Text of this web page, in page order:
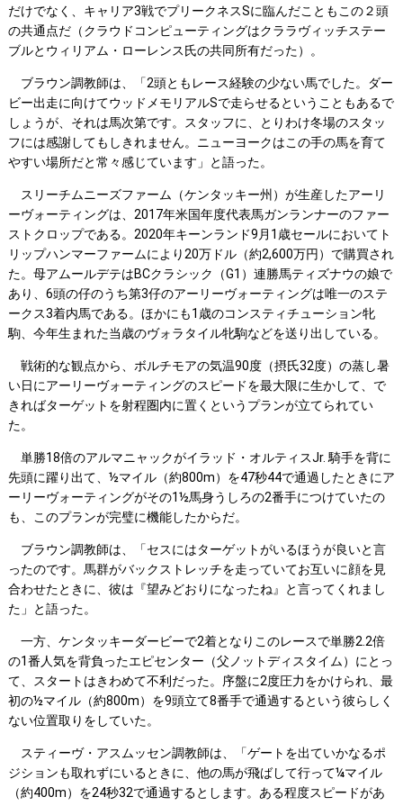
だけでなく、キャリア3戦でプリークネスSに臨んだこともこの２頭
の共通点だ（クラウドコンピューティングはクララヴィッチステー
ブルとウィリアム・ローレンス氏の共同所有だった）。
ブラウン調教師は、「2頭ともレース経験の少ない馬でした。ダー
ビー出走に向けてウッドメモリアルSで走らせるということもあるで
しょうが、それは馬次第です。スタッフに、とりわけ冬場のスタッ
フには感謝してもしきれません。ニューヨークはこの手の馬を育て
やすい場所だと常々感じています」と語った。
スリーチムニーズファーム（ケンタッキー州）が生産したアーリ
ーヴォーティングは、2017年米国年度代表馬ガンランナーのファー
ストクロップである。2020年キーンランド9月1歳セールにおいてト
リップハンマーファームにより20万ドル（約2,600万円）で購買され
た。母アムールデテはBCクラシック（G1）連勝馬ティズナウの娘で
あり、6頭の仔のうち第3仔のアーリーヴォーティングは唯一のステ
ークス3着内馬である。ほかにも1歳のコンスティチューション牝
駒、今年生まれた当歳のヴォラタイル牝駒などを送り出している。
戦術的な観点から、ボルチモアの気温90度（摂氏32度）の蒸し暑
い日にアーリーヴォーティングのスピードを最大限に生かして、で
きればターゲットを射程圏内に置くというプランが立てられてい
た。
単勝18倍のアルマニャックがイラッド・オルティスJr. 騎手を背に
先頭に躍り出て、½マイル（約800m）を47秒44で通過したときにア
ーリーヴォーティングがその1½馬身うしろの2番手につけていたの
も、このプランが完璧に機能したからだ。
ブラウン調教師は、「セスにはターゲットがいるほうが良いと言
ったのです。馬群がバックストレッチを走っていてお互いに顔を見
合わせたときに、彼は『望みどおりになったね』と言ってくれまし
た」と語った。
一方、ケンタッキーダービーで2着となりこのレースで単勝2.2倍
の1番人気を背負ったエピセンター（父ノットディスタイム）にとっ
て、スタートはきわめて不利だった。序盤に2度圧力をかけられ、最
初の½マイル（約800m）を9頭立て8番手で通過するという彼らしく
ない位置取りをしていた。
スティーヴ・アスムッセン調教師は、「ゲートを出ていかなるポ
ジションも取れずにいるときに、他の馬が飛ばして行って¼マイル
（約400m）を24秒32で通過するとします。ある程度スピードがあ